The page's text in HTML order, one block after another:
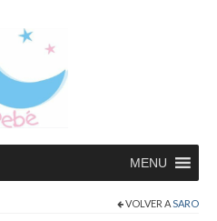
MENU
VOLVER ASARO